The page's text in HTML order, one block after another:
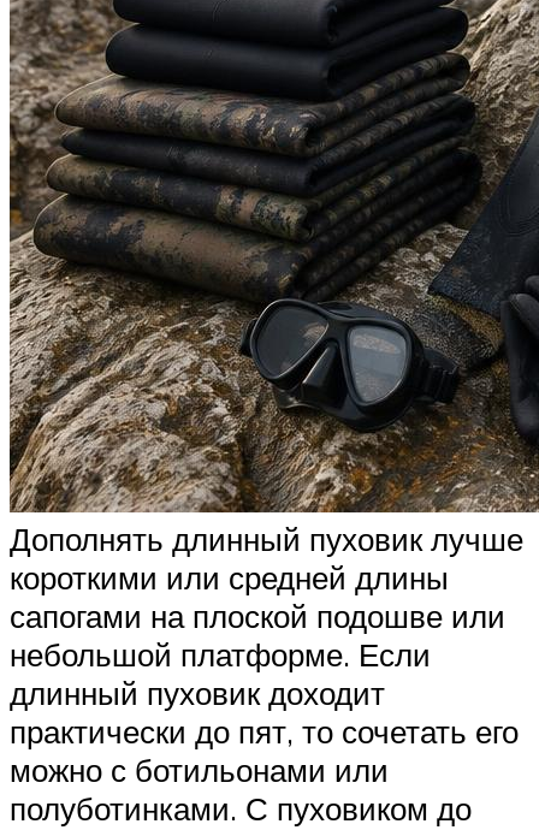
Дополнять длинный пуховик лучше
короткими или средней длины
сапогами на плоской подошве или
небольшой платформе. Если
длинный пуховик доходит
практически до пят, то сочетать его
можно с ботильонами или
полуботинками. С пуховиком до